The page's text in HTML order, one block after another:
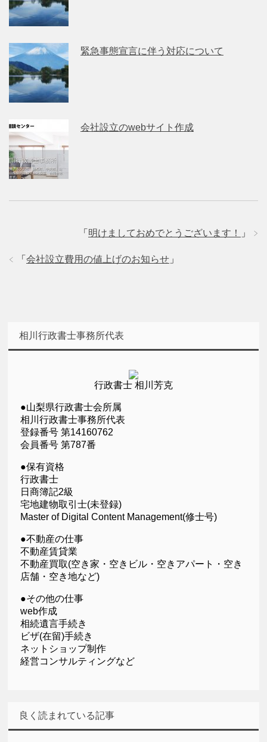
緊急事態宣言に伴う対応について
会社設立のwebサイト作成
「 明けましておめでとうございます！ 」
「 会社設立費用の値上げのお知らせ 」
相川行政書士事務所代表
行政書士 相川芳克
●山梨県行政書士会所属
相川行政書士事務所代表
登録番号 第14160762
会員番号 第787番
●保有資格
行政書士
日商簿記2級
宅地建物取引士(未登録)
Master of Digital Content Management(修士号)
●不動産の仕事
不動産賃貸業
不動産買取(空き家・空きビル・空きアパート・空き
店舗・空き地など)
●その他の仕事
web作成
相続遺言手続き
ビザ(在留)手続き
ネットショップ制作
経営コンサルティングなど
良く読まれている記事